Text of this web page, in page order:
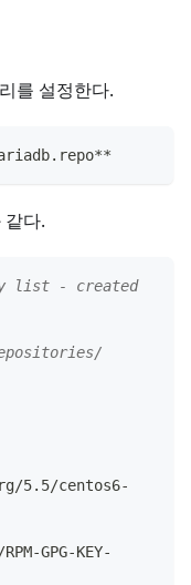
를 설정한다.
다.
list - created
5.5/centos6-
GPG-KEY-